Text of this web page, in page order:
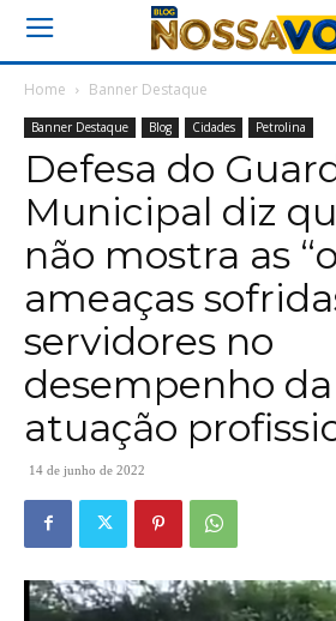
Home Banner Destaque
Banner Destaque Blog Cidades Petrolina
Defesa do
Municipal diz
não mostra as
ameaças
servidores no
desempenho
atuação
14 de junho de 2022